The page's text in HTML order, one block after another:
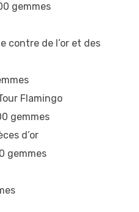
gemmes
contre de l’or et des
Flamingo
gemmes
d’or
gemmes